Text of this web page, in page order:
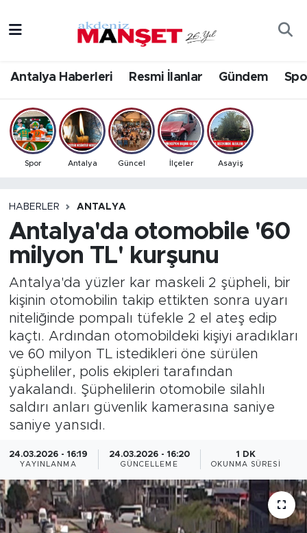
Antalya Haberleri Resmi İlanlar Gündem
Spor Antalya Güncel İlçeler Asayiş
HABERLER ANTALYA
Antalya'da otomobile '60
milyon TL' kurşunu
Antalya'da yüzler kar maskeli 2 şüpheli, bir
kişinin otomobilin takip ettikten sonra uyarı
niteliğinde pompalı tüfekle 2 el ateş edip
kaçtı. Ardından otomobildeki kişiyi aradıkları
ve 60 milyon TL istedikleri öne sürülen
şüpheliler, polis ekipleri tarafından
yakalandı. Şüphelilerin otomobile silahlı
saldırı anları güvenlik kamerasına saniye
saniye yansıdı.
24.03.2026 - 16:19
YAYINLANMA
24.03.2026 - 16:20
GÜNCELLEME
1 DK
OKUNMA SÜRESI
Bilim & Teknoloji
Eğitim
Ekonomi
Gündem
İlçeler
Kültür- Sanat
Magazin
Özel Haber
Politika
Resmi İlanlar
Spor
Antalya Hava Durumu
Antalya Namaz Vakitleri
Antalya Trafik Yoğunluk Haritası
Tüm Manşetler
Son Dakika Haberleri
Haber Arşivi